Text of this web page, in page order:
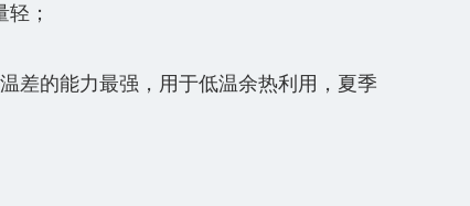
；
差的能力最强，用于低温余热利用，夏季